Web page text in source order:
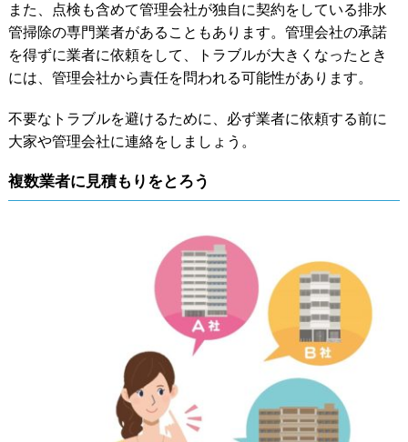
また、点検も含めて管理会社が独自に契約をしている排水
管掃除の専門業者があることもあります。管理会社の承諾
を得ずに業者に依頼をして、トラブルが大きくなったとき
には、管理会社から責任を問われる可能性があります。
不要なトラブルを避けるために、必ず業者に依頼する前に
大家や管理会社に連絡をしましょう。
複数業者に見積もりをとろう